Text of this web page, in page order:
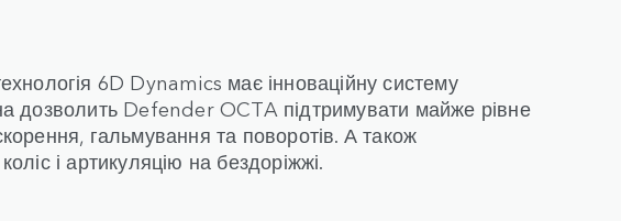
6D Dynamics має інноваційну систему
дозволить Defender OCTA підтримувати майже рівне
гальмування та поворотів. А також
і артикуляцію на бездоріжжі.